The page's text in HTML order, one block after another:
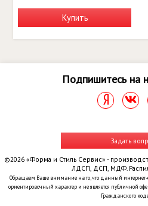
Купить
Подпишитесь на
Задать
©2026 «Форма и Стиль Сервис» -
ЛДСП, ДСП, МДФ.
Обращаем Ваше внимание на то, что данный
ориентировочный характер и не является публичной
Гражданского